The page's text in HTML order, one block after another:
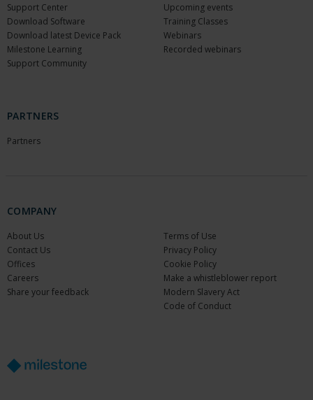
Support Center
Download Software
Download latest Device Pack
Milestone Learning
Support Community
Upcoming events
Training Classes
Webinars
Recorded webinars
PARTNERS
Partners
COMPANY
About Us
Contact Us
Offices
Careers
Share your feedback
Terms of Use
Privacy Policy
Cookie Policy
Make a whistleblower report
Modern Slavery Act
Code of Conduct